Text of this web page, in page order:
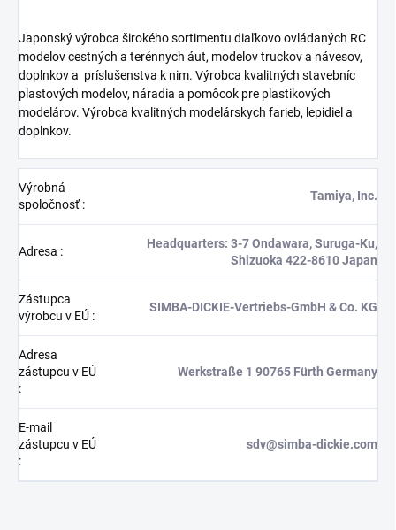
Japonský výrobca širokého sortimentu diaľkovo ovládaných RC
modelov cestných a terénnych áut, modelov truckov a návesov,
doplnkov a príslušenstva k nim. Výrobca kvalitných stavebníc
plastových modelov, náradia a pomôcok pre plastikových
modelárov. Výrobca kvalitných modelárskych farieb, lepidiel a
doplnkov.
Výrobná
spoločnosť:
Tamiya, Inc.
Adresa :
Headquarters: 3-7 Ondawara, Suruga-Ku,
Shizuoka 422-8610 Japan
Zástupca
výrobcu v EÚ :
SIMBA-DICKIE-Vertriebs-GmbH & Co. KG
Adresa
zástupcu v EÚ
:
Werkstraße 1 90765 Fürth Germany
E-mail
zástupcu v EÚ
:
sdv@simba-dickie.com